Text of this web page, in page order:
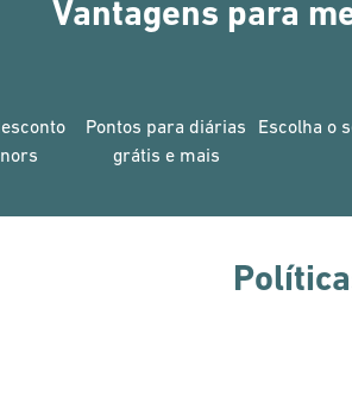
Vantagens para
Pontos para diárias
grátis e mais
Escolha o